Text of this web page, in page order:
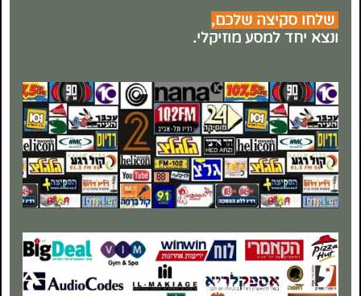
שלחו סקיצה שלכם,
ונצא יחד למסע מוזיקלי.